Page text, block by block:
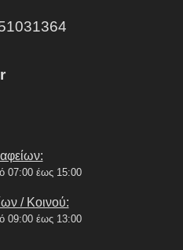
07:00 έως 15:00
/ Κοινού:
09:00 έως 13:00